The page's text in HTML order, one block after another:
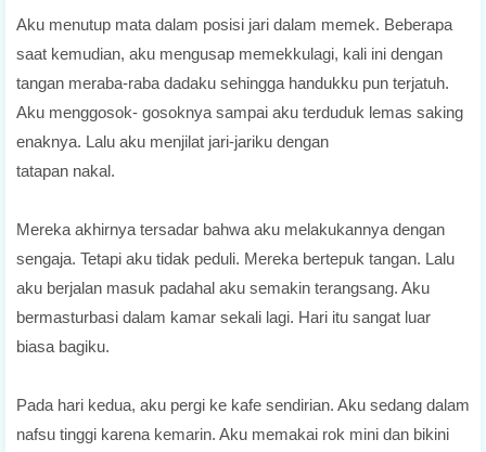
Aku menutup mata dalam posisi jari dalam memek. Beberapa
saat kemudian, aku mengusap memekkulagi, kali ini dengan
tangan meraba-raba dadaku sehingga handukku pun terjatuh.
Aku menggosok- gosoknya sampai aku terduduk lemas saking
enaknya. Lalu aku menjilat jari-jariku dengan
tatapan nakal.
Mereka akhirnya tersadar bahwa aku melakukannya dengan
sengaja. Tetapi aku tidak peduli. Mereka bertepuk tangan. Lalu
aku berjalan masuk padahal aku semakin terangsang. Aku
bermasturbasi dalam kamar sekali lagi. Hari itu sangat luar
biasa bagiku.
Pada hari kedua, aku pergi ke kafe sendirian. Aku sedang dalam
nafsu tinggi karena kemarin. Aku memakai rok mini dan bikini